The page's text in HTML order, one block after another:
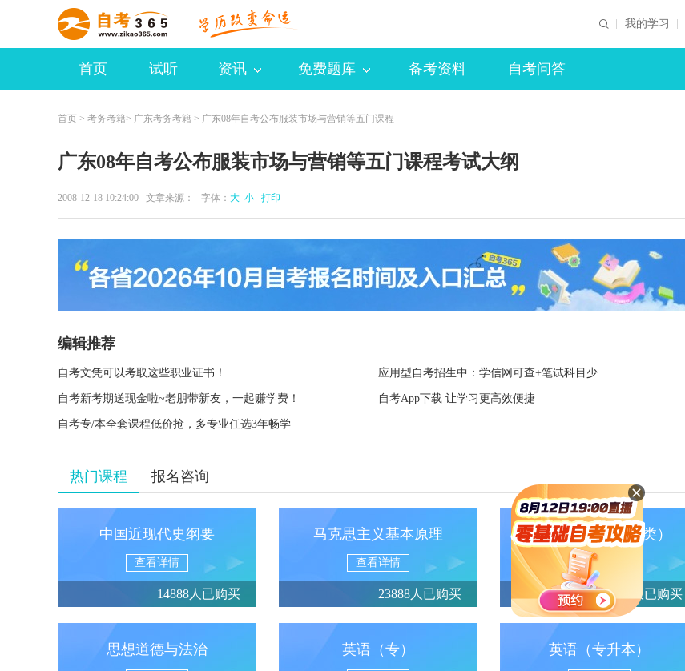
我的学习
首页 试听 资讯 免费题库 备考资料 自考问答
首页 > 考务考籍> 广东考务考籍 > 广东08年自考公布服装市场与营销等五门课程
广东08年自考公布服装市场与营销等五门课程考试大纲
2008-12-18 10:24:00 文章来源： 字体： 大 小 打印
编辑推荐
自考文凭可以考取这些职业证书！ 应用型自考招生中：学信网可查+笔试科目少
自考新考期送现金啦~老朋带新友，一起赚学费！ 自考App下载 让学习更高效便捷
自考专/本全套课程低价抢，多专业任选3年畅学
热门课程 报名咨询
中国近现代史纲要
查看详情
14888人已购买
马克思主义基本原理
查看详情
23888人已购买
政治经济学（财经类）
查看详情
13950人已购买
思想道德与法治 英语（专） 英语（专升本）